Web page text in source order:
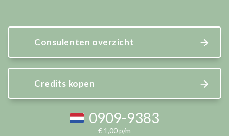
Consulenten overzicht
Credits kopen
0909-9383
€ 1,00 p/m